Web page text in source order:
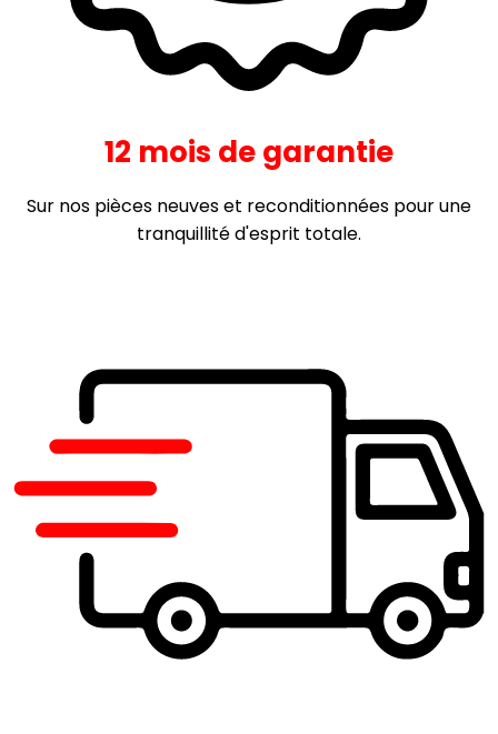
12 mois de garantie
Sur nos pièces neuves et reconditionnées pour une
tranquillité d'esprit totale.